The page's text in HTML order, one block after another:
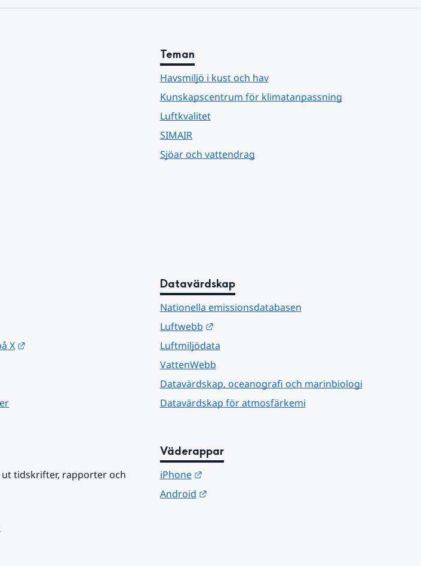
Teman
Havsmiljö i kust och hav
Kunskapscentrum för klimatanpassning
Luftkvalitet
SIMAIR
Sjöar och vattendrag
X
Datavärdskap
Nationella emissionsdatabasen
Luftwebb
Länk till annan webbplats.
Luftmiljödata
VattenWebb
Datavärdskap, oceanografi och marinbiologi
Datavärdskap för atmosfärkemi
tidskrifter, rapporter och
Väderappar
iPhone
Länk till annan webbplats.
Android
Länk till annan webbplats.